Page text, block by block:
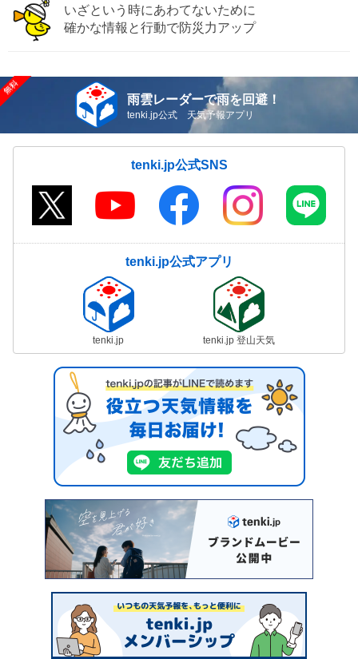
いざという時にあわてないために
確かな情報と行動で防災力アップ
雨雲レーダーで雨を回避！
tenki.jp公式 天気予報アプリ
tenki.jp公式SNS
tenki.jp公式アプリ
tenki.jp tenki.jp 登山天気